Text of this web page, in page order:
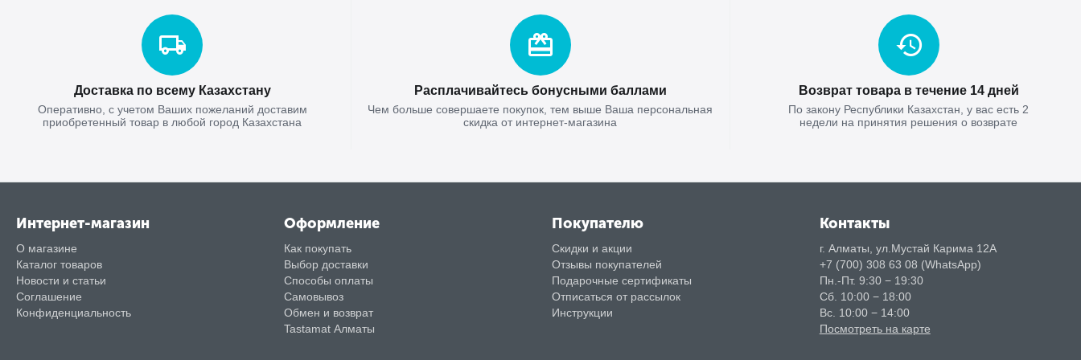
Доставка по всему Казахстану
Оперативно, с учетом Ваших пожеланий доставим
приобретенный товар в любой город Казахстана
Расплачивайтесь бонусными баллами
Чем больше совершаете покупок, тем выше Ваша персональная
скидка от интернет-магазина
Возврат товара в течение 14 дней
По закону Республики Казахстан, у вас есть 2
недели на принятия решения о возврате
Интернет-магазин
О магазине
Каталог товаров
Новости и статьи
Соглашение
Конфиденциальность
Оформление
Как покупать
Выбор доставки
Способы оплаты
Самовывоз
Обмен и возврат
Tastamat Алматы
Покупателю
Скидки и акции
Отзывы покупателей
Подарочные сертификаты
Отписаться от рассылок
Инструкции
Контакты
г. Алматы, ул.Мустай Карима 12А
+7 (700) 308 63 08 (WhatsApp)
Пн.-Пт. 9:30 − 19:30
Сб. 10:00 − 18:00
Вс. 10:00 − 14:00
Посмотреть на карте